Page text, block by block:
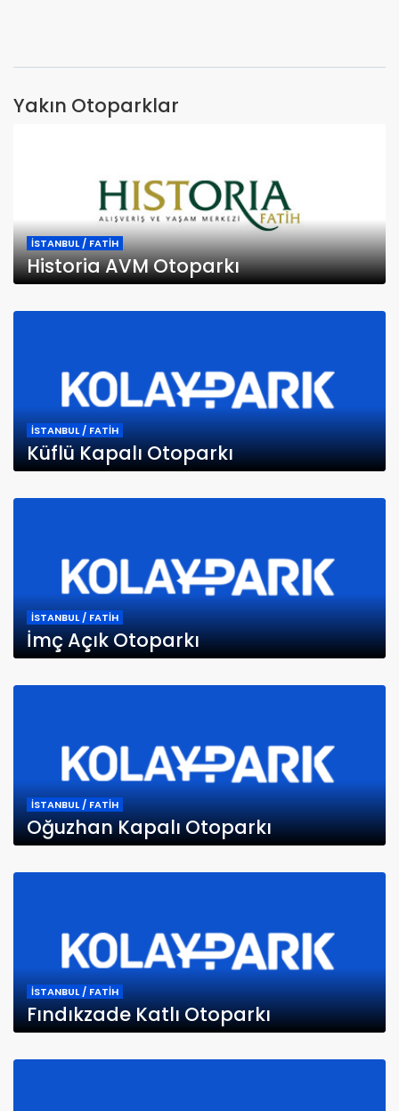
Yakın Otoparklar
İSTANBUL / FATİH
Historia AVM Otoparkı
İSTANBUL / FATİH
Küflü Kapalı Otoparkı
İSTANBUL / FATİH
İmç Açık Otoparkı
İSTANBUL / FATİH
Oğuzhan Kapalı Otoparkı
İSTANBUL / FATİH
Fındıkzade Katlı Otoparkı